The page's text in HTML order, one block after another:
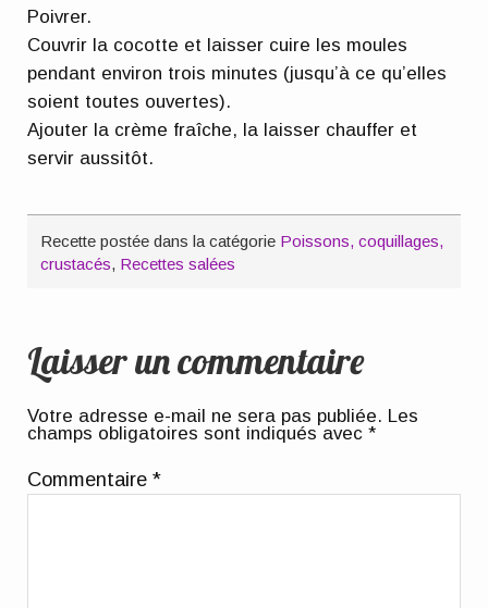
Poivrer.
Couvrir la cocotte et laisser cuire les moules
pendant environ trois minutes (jusqu’à ce qu’elles
soient toutes ouvertes).
Ajouter la crème fraîche, la laisser chauffer et
servir aussitôt.
Recette postée dans la catégorie Poissons, coquillages,
crustacés, Recettes salées
Laisser un commentaire
Votre adresse e-mail ne sera pas publiée. Les
champs obligatoires sont indiqués avec*
Commentaire*